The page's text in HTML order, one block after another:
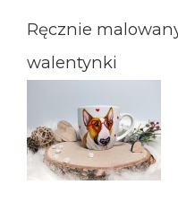
Ręcznie
walentynki